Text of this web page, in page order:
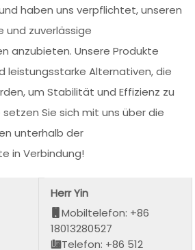
haben uns verpflichtet, unseren
und zuverlässige
anzubieten. Unsere Produkte
leistungsstarke Alternativen, die
um Stabilität und Effizienz zu
Sie sich mit uns über die
unterhalb der
in Verbindung!
Herr Yin
Mobiltelefon: +86
18013280527
Telefon: +86 512